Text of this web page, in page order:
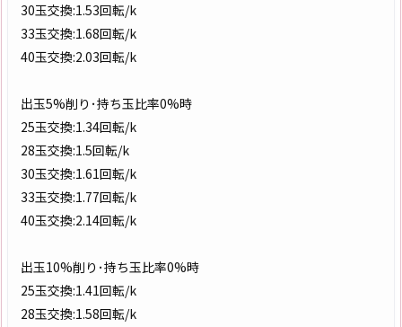
30玉交換:1.53回転/k
33玉交換:1.68回転/k
40玉交換:2.03回転/k
出玉5%削り･持ち玉比率0%時
25玉交換:1.34回転/k
28玉交換:1.5回転/k
30玉交換:1.61回転/k
33玉交換:1.77回転/k
40玉交換:2.14回転/k
出玉10%削り･持ち玉比率0%時
25玉交換:1.41回転/k
28玉交換:1.58回転/k